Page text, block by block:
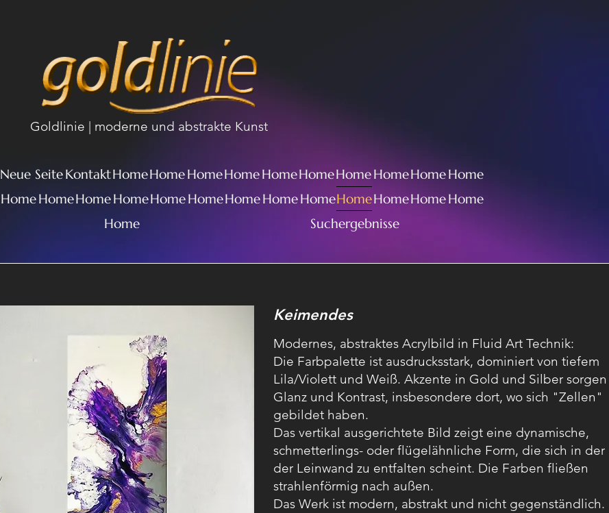
Goldlinie | moderne und abstrakte Kunst
Neue SeiteKontaktHomeHomeHomeHomeHomeHomeHomeHomeHomeHome
HomeHomeHomeHomeHomeHomeHomeHomeHomeHomeHomeHomeHome
Home Suchergebnisse
Keimendes
Modernes, abstraktes Acrylbild in Fluid Art Technik:
Die Farbpalette ist ausdrucksstark, dominiert von tiefem
Lila/Violett und Weiß. Akzente in Gold und Silber
Glanz und Kontrast, insbesondere dort, wo sich "Zellen"
gebildet haben.
Das vertikal ausgerichtete Bild zeigt eine dynamische,
schmetterlings- oder flügelähnliche Form, die sich in
der Leinwand zu entfalten scheint. Die Farben fließen
strahlenförmig nach außen.
Das Werk ist modern, abstrakt und nicht gegenständlich.